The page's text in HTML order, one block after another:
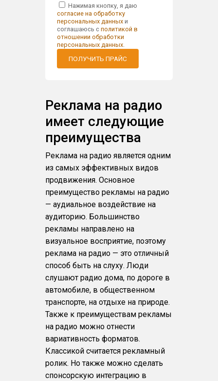
Нажимая кнопку, я даю
согласие на обработку
персональных данныхи
соглашаюсь с политикой в
отношении обработки
персональных данных.
ПОЛУЧИТЬ ПРАЙС
Реклама на радио
имеет следующие
преимущества
Реклама на радио является одним
из самых эффективных видов
продвижения. Основное
преимущество рекламы на радио
— аудиальное воздействие на
аудиторию. Большинство
рекламы направлено на
визуальное восприятие, поэтому
реклама на радио — это отличный
способ быть на слуху. Люди
слушают радио дома, по дороге в
автомобиле, в общественном
транспорте, на отдыхе на природе.
Также к преимуществам рекламы
на радио можно отнести
вариативность форматов.
Классикой считается рекламный
ролик. Но также можно сделать
спонсорскую интеграцию в